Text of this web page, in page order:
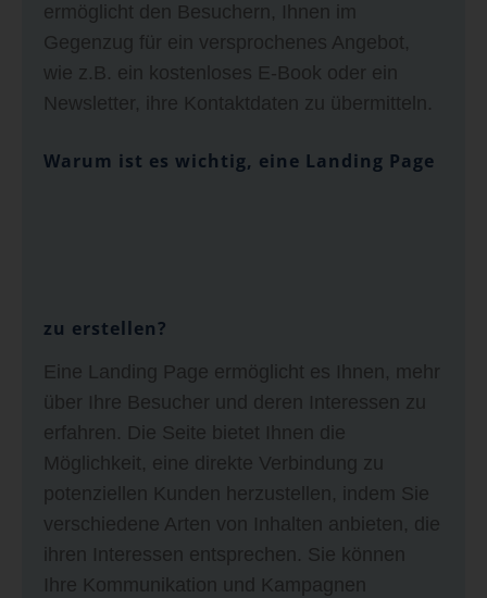
ermöglicht den Besuchern, Ihnen im
Gegenzug für ein versprochenes Angebot,
wie z.B. ein kostenloses E-Book oder ein
Newsletter, ihre Kontaktdaten zu übermitteln.
Warum ist es wichtig, eine Landing Page
zu erstellen?
Eine Landing Page ermöglicht es Ihnen, mehr
über Ihre Besucher und deren Interessen zu
erfahren. Die Seite bietet Ihnen die
Möglichkeit, eine direkte Verbindung zu
potenziellen Kunden herzustellen, indem Sie
verschiedene Arten von Inhalten anbieten, die
ihren Interessen entsprechen. Sie können
Ihre Kommunikation und Kampagnen